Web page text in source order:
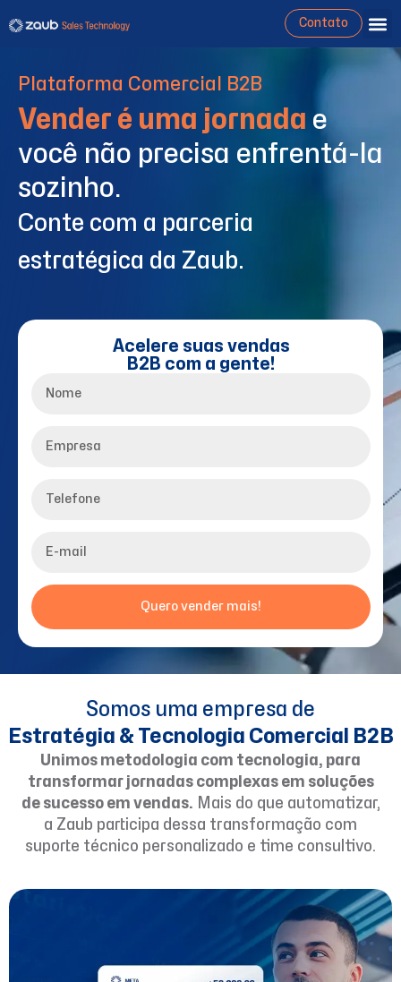
Contato
Plataforma Comercial B2B
Vender é uma jornada e
você não precisa enfrentá-la
sozinho.
Conte com a parceria
estratégica da Zaub.
Acelere suas vendas
B2B com a gente!
Quero vender mais!
Somos uma empresa de
Estratégia & Tecnologia Comercial B2B
Unimos metodologia com tecnologia, para
transformar jornadas complexas em soluções
de sucesso em vendas. Mais do que automatizar,
a Zaub participa dessa transformação com
suporte técnico personalizado e time consultivo.